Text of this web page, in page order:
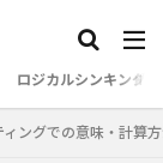
ロジカルシンキング
ィングでの意味・計算